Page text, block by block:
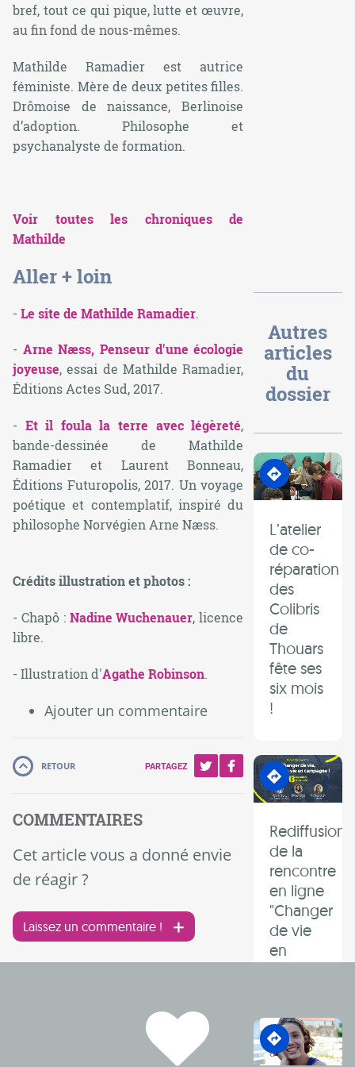
bref, tout ce qui pique, lutte et œuvre,
au fin fond de nous-mêmes.
Mathilde Ramadier est autrice
féministe. Mère de deux petites filles.
Drômoise de naissance, Berlinoise
d’adoption. Philosophe et
psychanalyste de formation.
Voir toutes les chroniques de
Mathilde
Aller + loin
- Le site de Mathilde Ramadier.
- Arne Næss, Penseur d'une écologie
joyeuse, essai de Mathilde Ramadier,
Éditions Actes Sud, 2017.
- Et il foula la terre avec légèreté,
bande-dessinée de Mathilde
Ramadier et Laurent Bonneau,
Éditions Futuropolis, 2017. Un voyage
poétique et contemplatif, inspiré du
philosophe Norvégien Arne Næss.
Crédits illustration et photos :
- Chapô : Nadine Wuchenauer, licence
libre.
- Illustration d'Agathe Robinson.
Autres
articles
du
dossier
En transition
L’atelier
de co-
réparation
des
Colibris
de
Thouars
fête ses
six mois
!
En transition
Rediffusion
de la
rencontre
en ligne
"Changer
de vie
en
En transition
Ajouter un commentaire
RETOUR PARTAGEZ
COMMENTAIRES
Cet article vous a donné envie
de réagir ?
Laissez un commentaire !